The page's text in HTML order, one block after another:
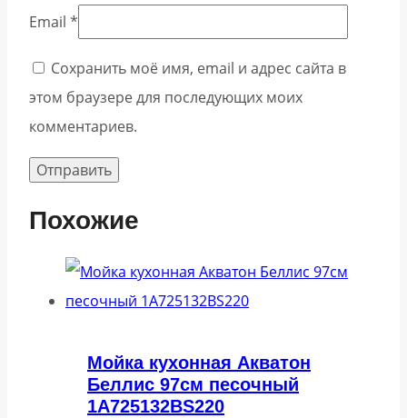
Email *
Сохранить моё имя, email и адрес сайта в
этом браузере для последующих моих
комментариев.
Похожие
Мойка кухонная Акватон
Беллис 97см песочный
1A725132BS220